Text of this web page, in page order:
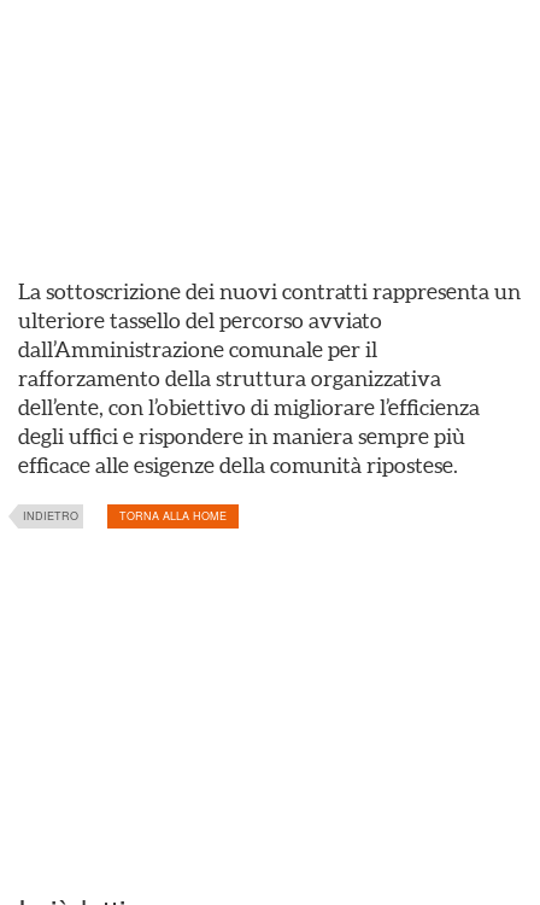
La sottoscrizione dei nuovi contratti rappresenta un
ulteriore tassello del percorso avviato
dall’Amministrazione comunale per il
rafforzamento della struttura organizzativa
dell’ente, con l’obiettivo di migliorare l’efficienza
degli uffici e rispondere in maniera sempre più
efficace alle esigenze della comunità ripostese.
INDIETRO TORNA ALLA HOME